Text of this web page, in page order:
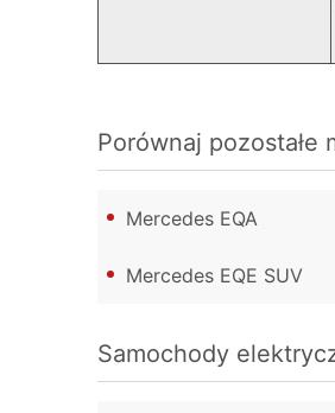
Porównaj pozostałe
Mercedes EQA
Mercedes EQE SUV
Samochody